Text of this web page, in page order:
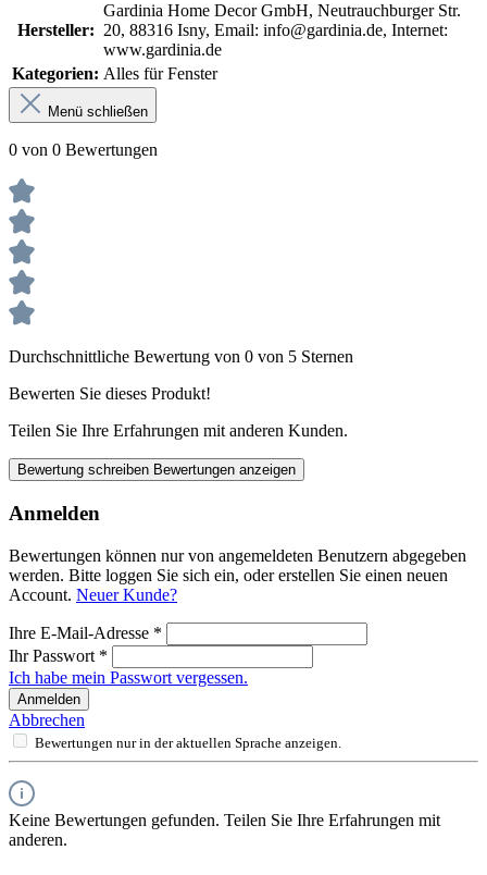
Hersteller:
Gardinia Home Decor GmbH, Neutrauchburger Str.
20, 88316 Isny, Email: info@gardinia.de, Internet:
www.gardinia.de
Kategorien: Alles für Fenster
Menü schließen
0 von 0 Bewertungen
Durchschnittliche Bewertung von 0 von 5 Sternen
Bewerten Sie dieses Produkt!
Teilen Sie Ihre Erfahrungen mit anderen Kunden.
Bewertung schreiben Bewertungen anzeigen
Anmelden
Bewertungen können nur von angemeldeten Benutzern abgegeben
werden. Bitte loggen Sie sich ein, oder erstellen Sie einen neuen
Account. Neuer Kunde?
Ihre E-Mail-Adresse *
Ihr Passwort *
Ich habe mein Passwort vergessen.
Anmelden
Abbrechen
Bewertungen nur in der aktuellen Sprache anzeigen.
Keine Bewertungen gefunden. Teilen Sie Ihre Erfahrungen mit
anderen.